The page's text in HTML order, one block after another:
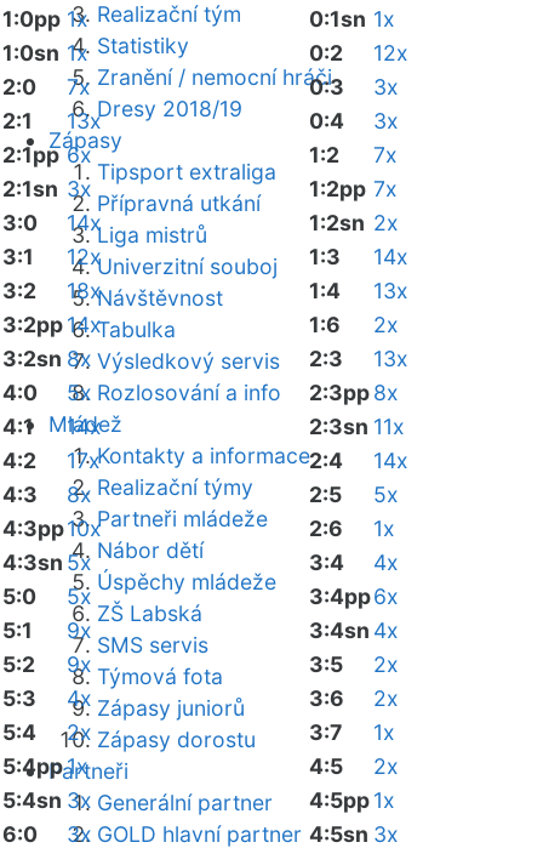
Realizační tým
Statistiky
Zranění / nemocní hráči
Dresy 2018/19
Zápasy
Tipsport extraliga
Přípravná utkání
Liga mistrů
Univerzitní souboj
Návštěvnost
Tabulka
Výsledkový servis
Rozlosování a info
Mládež
Kontakty a informace
Realizační týmy
Partneři mládeže
Nábor dětí
Úspěchy mládeže
ZŠ Labská
SMS servis
Týmová fota
Zápasy juniorů
Zápasy dorostu
Partneři
Generální partner
GOLD hlavní partner
1:0pp 1x
1:0sn 1x
2:0
7x
2:1
13x
2:1pp 6x
2:1sn 3x
3:0
14x
3:1
12x
3:2
18x
3:2pp14x
3:2sn 8x
4:0
5x
4:1
14x
4:2
17x
4:3
8x
4:3pp10x
4:3sn 5x
5:0
5x
5:1
9x
5:2
9x
5:3
4x
5:4
2x
5:4pp1x
5:4sn 3x
6:0
3x
0:1sn 1x
0:2
12x
0:3
3x
0:4
3x
1:2
7x
1:2pp 7x
1:2sn 2x
1:3
14x
1:4
13x
1:6
2x
2:3
13x
2:3pp8x
2:3sn 11x
2:4
14x
2:5
5x
2:6
1x
3:4
4x
3:4pp6x
3:4sn 4x
3:5
2x
3:6
2x
3:7
1x
4:5
2x
4:5pp1x
4:5sn 3x